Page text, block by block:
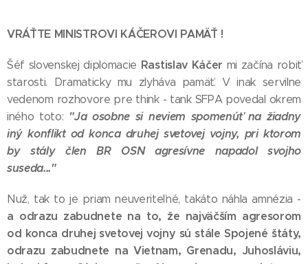
VRÁŤTE MINISTROVI KÁČEROVI PAMÄŤ !
Šéf slovenskej diplomacie Rastislav Káčer mi začína robiť
starosti. Dramaticky mu zlyháva pamäť. V inak servilne
vedenom rozhovore pre think - tank SFPA povedal okrem
iného toto: "Ja osobne si neviem spomenúť na žiadny
iný konflikt od konca druhej svetovej vojny, pri ktorom
by stály člen BR OSN agresívne napadol svojho
suseda..."
Nuž, tak to je priam neuveriteľné, takáto náhla amnézia -
a odrazu zabudnete na to, že najväčším agresorom
od konca druhej svetovej vojny sú stále Spojené štáty,
odrazu zabudnete na Vietnam, Grenadu, Juhosláviu,